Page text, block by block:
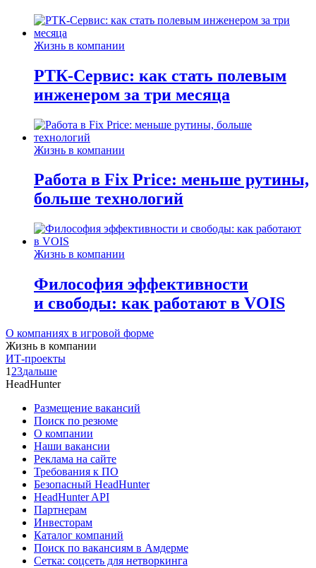
Жизнь в компании
РТК-Сервис: как стать полевым
инженером за три месяца
Жизнь в компании
Работа в Fix Price: меньше рутины,
больше технологий
Жизнь в компании
Философия эффективности
и свободы: как работают в VOIS
О компаниях в игровой форме
Жизнь в компании
ИТ-проекты
1 23дальше
HeadHunter
Размещение вакансий
Поиск по резюме
О компании
Наши вакансии
Реклама на сайте
Требования к ПО
Безопасный HeadHunter
HeadHunter API
Партнерам
Инвесторам
Каталог компаний
Поиск по вакансиям в Амдерме
Сетка: соцсеть для нетворкинга